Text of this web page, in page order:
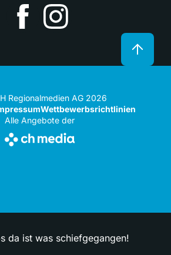
Regionalmedien AG 2026
Wettbewerbsrichtlinien
Alle Angebote der
da ist was schiefgegangen!